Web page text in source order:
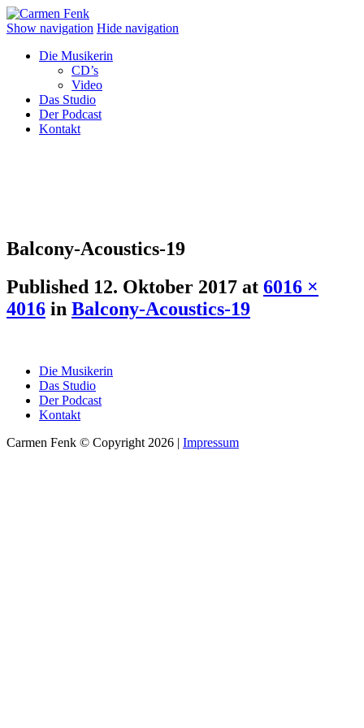
Show navigation Hide navigation
Die Musikerin
CD’s
Video
Das Studio
Der Podcast
Kontakt
Balcony-Acoustics-19
Published 12. Oktober 2017 at 6016 ×
4016 in Balcony-Acoustics-19
Die Musikerin
Das Studio
Der Podcast
Kontakt
Carmen Fenk © Copyright 2026 | Impressum